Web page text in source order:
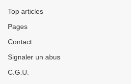
Top articles
Pages
Contact
Signaler un abus
C.G.U.